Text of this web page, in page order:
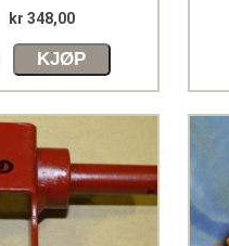
kr 348,00
KJØP